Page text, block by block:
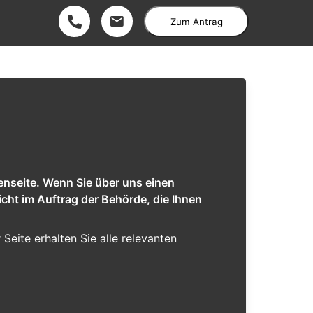
Zum Antrag
Wenn Sie über uns einen
im Auftrag der Behörde, die Ihnen
Seite erhalten Sie alle relevanten